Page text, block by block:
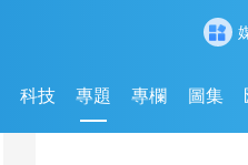
科技 專題 專欄 圖集